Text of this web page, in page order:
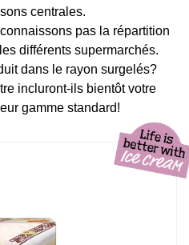
centrales.
pas la répartition
différents supermarchés.
dans le rayon surgelés?
incluront-ils bientôt votre
gamme standard!